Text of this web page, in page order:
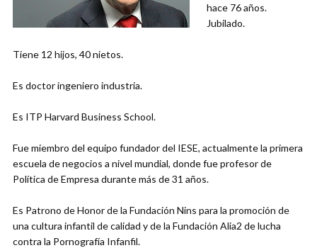
hace 76 años.
Jubilado.
Tiene 12 hijos, 40 nietos.
Es doctor ingeniero industria.
Es ITP Harvard Business School.
Fue miembro del equipo fundador del IESE, actualmente la primera
escuela de negocios a nivel mundial, donde fue profesor de
Política de Empresa durante más de 31 años.
Es Patrono de Honor de la Fundación Nins para la promoción de
una cultura infantil de calidad y de la Fundación Alia2 de lucha
contra la Pornografía Infanfil.